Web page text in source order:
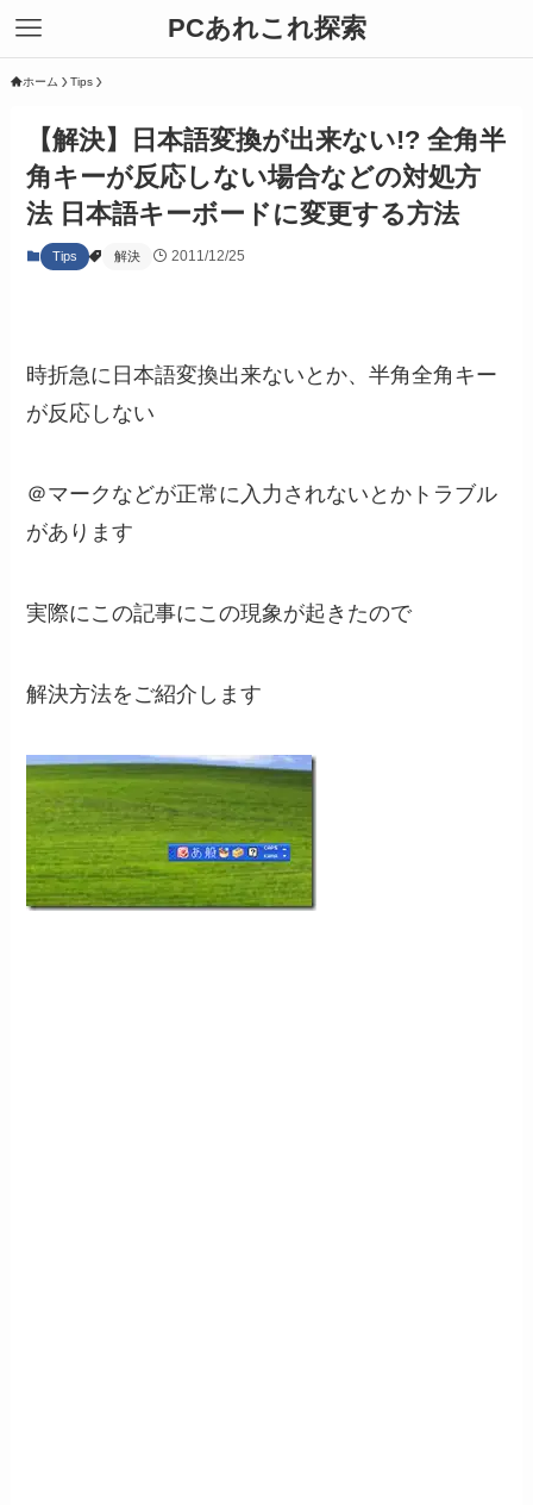
PCあれこれ探索
ホーム Tips
【解決】日本語変換が出来ない!? 全角半
角キーが反応しない場合などの対処方
法 日本語キーボードに変更する方法
Tips 解決 2011/12/25
時折急に日本語変換出来ないとか、半角全角キー
が反応しない
＠マークなどが正常に入力されないとかトラブル
があります
実際にこの記事にこの現象が起きたので
解決方法をご紹介します